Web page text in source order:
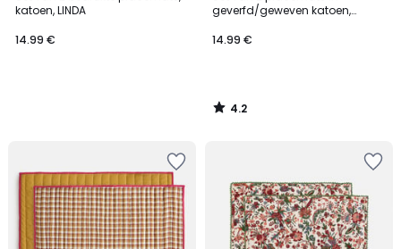
katoen, LINDA
14.99 €
geverfd/geweven katoen,
14.99 €
4.2
/